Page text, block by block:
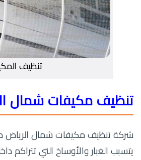
تنظيف
تنظيف مكيفات شمال
شركة تنظيف مكيفات شمال
يتسبب الغبار والأوساخ التي تتراكم